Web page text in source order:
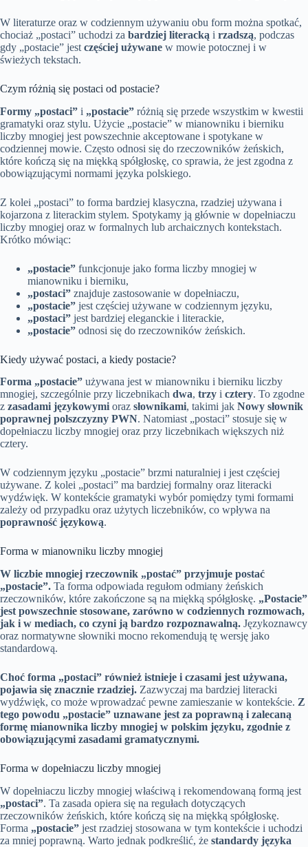
W literaturze oraz w codziennym używaniu obu form można spotkać,
chociaż „postaci” uchodzi za bardziej literacką i rzadszą, podczas
gdy „postacie” jest częściej używane w mowie potocznej i w
świeżych tekstach.
Czym różnią się postaci od postacie?
Formy „postaci” i „postacie” różnią się przede wszystkim w kwestii
gramatyki oraz stylu. Użycie „postacie” w mianowniku i bierniku
liczby mnogiej jest powszechnie akceptowane i spotykane w
codziennej mowie. Często odnosi się do rzeczowników żeńskich,
które kończą się na miękką spółgłoskę, co sprawia, że jest zgodna z
obowiązującymi normami języka polskiego.
Z kolei „postaci” to forma bardziej klasyczna, rzadziej używana i
kojarzona z literackim stylem. Spotykamy ją głównie w dopełniaczu
liczby mnogiej oraz w formalnych lub archaicznych kontekstach.
Krótko mówiąc:
„postacie” funkcjonuje jako forma liczby mnogiej w
mianowniku i bierniku,
„postaci” znajduje zastosowanie w dopełniaczu,
„postacie” jest częściej używane w codziennym języku,
„postaci” jest bardziej eleganckie i literackie,
„postacie” odnosi się do rzeczowników żeńskich.
Kiedy używać postaci, a kiedy postacie?
Forma „postacie” używana jest w mianowniku i bierniku liczby
mnogiej, szczególnie przy liczebnikach dwa, trzy i cztery. To zgodne
z zasadami językowymi oraz słownikami, takimi jak Nowy słownik
poprawnej polszczyzny PWN. Natomiast „postaci” stosuje się w
dopełniaczu liczby mnogiej oraz przy liczebnikach większych niż
cztery.
W codziennym języku „postacie” brzmi naturalniej i jest częściej
używane. Z kolei „postaci” ma bardziej formalny oraz literacki
wydźwięk. W kontekście gramatyki wybór pomiędzy tymi formami
zależy od przypadku oraz użytych liczebników, co wpływa na
poprawność językową.
Forma w mianowniku liczby mnogiej
W liczbie mnogiej rzeczownik „postać” przyjmuje postać
„postacie”. Ta forma odpowiada regułom odmiany żeńskich
rzeczowników, które zakończone są na miękką spółgłoskę. „Postacie”
jest powszechnie stosowane, zarówno w codziennych rozmowach,
jak i w mediach, co czyni ją bardzo rozpoznawalną. Językoznawcy
oraz normatywne słowniki mocno rekomendują tę wersję jako
standardową.
Choć forma „postaci” również istnieje i czasami jest używana,
pojawia się znacznie rzadziej. Zazwyczaj ma bardziej literacki
wydźwięk, co może wprowadzać pewne zamieszanie w kontekście. Z
tego powodu „postacie” uznawane jest za poprawną i zalecaną
formę mianownika liczby mnogiej w polskim języku, zgodnie z
obowiązującymi zasadami gramatycznymi.
Forma w dopełniaczu liczby mnogiej
W dopełniaczu liczby mnogiej właściwą i rekomendowaną formą jest
„postaci”. Ta zasada opiera się na regułach dotyczących
rzeczowników żeńskich, które kończą się na miękką spółgłoskę.
Forma „postacie” jest rzadziej stosowana w tym kontekście i uchodzi
za mniej poprawną. Warto jednak podkreślić, że standardy języka